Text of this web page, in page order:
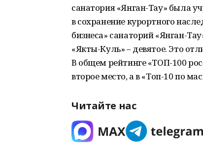
санатория «Янган-Тау» была
в сохранение курортного
бизнеса» санаторий «Янган-
«Якты-Куль» – девятое. Это
В общем рейтинге «ТОП-100
второе место, а в «Топ-10 по
Читайте нас